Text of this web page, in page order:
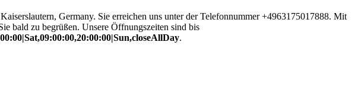
Germany. Sie erreichen uns unter der Telefonnummer +4963175017888. Mit
bald zu begrüßen. Unsere Öffnungszeiten sind bis
.